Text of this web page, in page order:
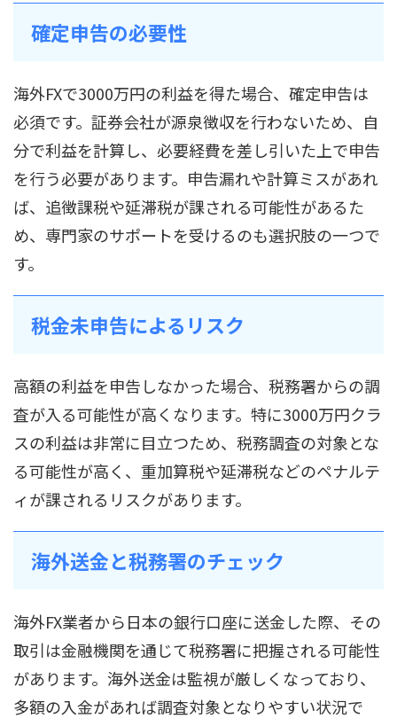
確定申告の必要性
海外FXで3000万円の利益を得た場合、確定申告は
必須です。証券会社が源泉徴収を行わないため、自
分で利益を計算し、必要経費を差し引いた上で申告
を行う必要があります。申告漏れや計算ミスがあれ
ば、追徴課税や延滞税が課される可能性があるた
め、専門家のサポートを受けるのも選択肢の一つで
す。
税金未申告によるリスク
高額の利益を申告しなかった場合、税務署からの調
査が入る可能性が高くなります。特に3000万円クラ
スの利益は非常に目立つため、税務調査の対象とな
る可能性が高く、重加算税や延滞税などのペナルテ
ィが課されるリスクがあります。
海外送金と税務署のチェック
海外FX業者から日本の銀行口座に送金した際、その
取引は金融機関を通じて税務署に把握される可能性
があります。海外送金は監視が厳しくなっており、
多額の入金があれば調査対象となりやすい状況で